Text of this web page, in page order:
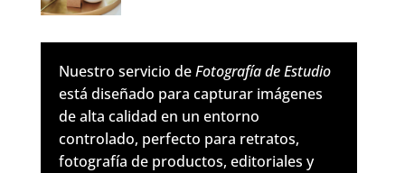
Nuestro servicio deFotografía de Estudio
está diseñado para capturar imágenes
de alta calidad en un entorno
controlado, perfecto para retratos,
fotografía de productos, editoriales y